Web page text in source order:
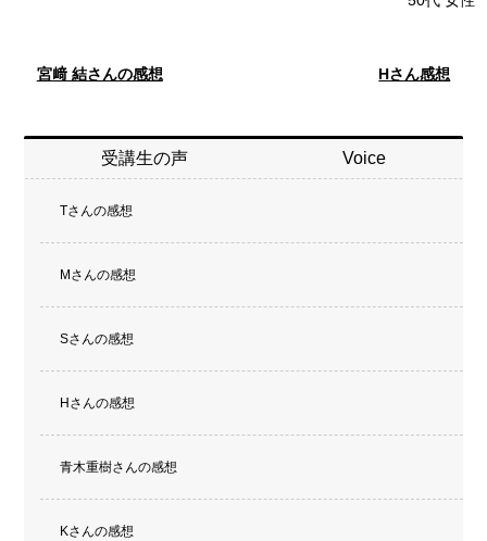
宮﨑 結さんの感想 Hさん感想
受講生の声 Voice
Tさんの感想
Mさんの感想
Sさんの感想
Hさんの感想
青木重樹さんの感想
Kさんの感想